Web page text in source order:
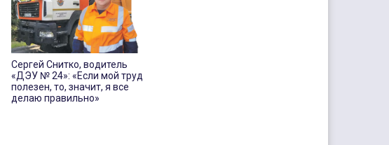
Сергей Снитко, водитель
«ДЭУ № 24»: «Если мой труд
полезен, то, значит, я все
делаю правильно»